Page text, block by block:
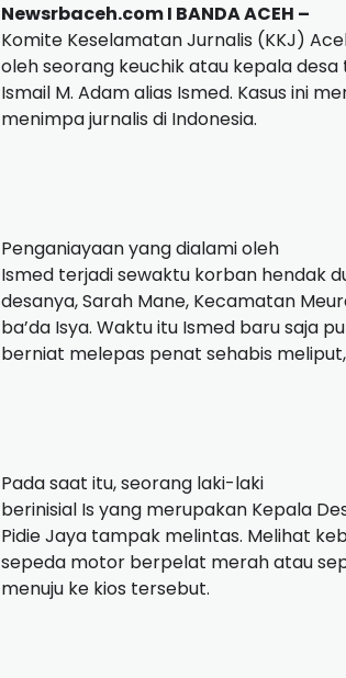
Newsrbaceh.com I BANDA ACEH –
Komite Keselamatan Jurnalis (KKJ)
oleh seorang keuchik atau kepala
Ismail M. Adam alias Ismed. Kasus ini
menimpa jurnalis di Indonesia.
Penganiayaan yang dialami oleh
Ismed terjadi sewaktu korban hendak
desanya, Sarah Mane, Kecamatan
ba’da Isya. Waktu itu Ismed baru saja
berniat melepas penat sehabis
Pada saat itu, seorang laki-laki
berinisial Is yang merupakan Kepala
Pidie Jaya tampak melintas. Melihat
sepeda motor berpelat merah atau
menuju ke kios tersebut.